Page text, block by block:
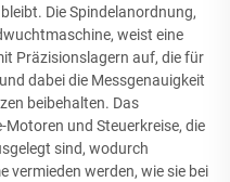
Die Spindelanordnung,
weist eine
Präzisionslagern auf, die für
dabei die Messgenauigkeit
beibehalten. Das
und Steuerkreise, die
sind, wodurch
vermieden werden, wie sie bei